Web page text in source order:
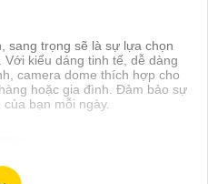
sang trọng sẽ là sự lựa chọn
kiểu dáng tinh tế, dễ dàng
camera dome thích hợp cho
hoặc gia đình. Đảm bảo sự
bạn mỗi ngày.